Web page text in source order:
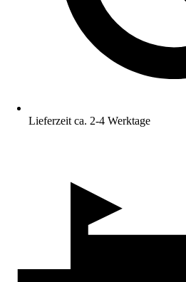
Lieferzeit ca. 2-4 Werktage